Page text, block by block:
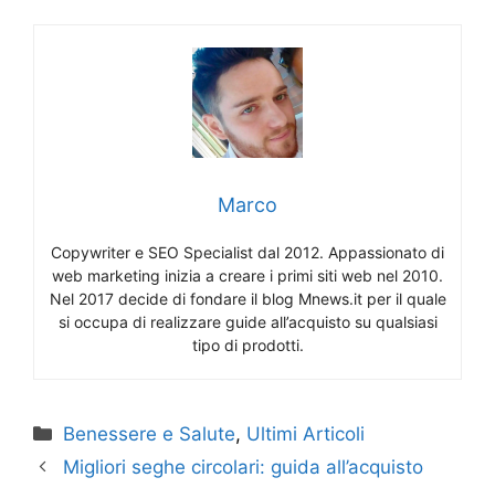
Marco
Copywriter e SEO Specialist dal 2012. Appassionato di
web marketing inizia a creare i primi siti web nel 2010.
Nel 2017 decide di fondare il blog Mnews.it per il quale
si occupa di realizzare guide all’acquisto su qualsiasi
tipo di prodotti.
Categorie
Benessere e Salute, Ultimi Articoli
Migliori seghe circolari: guida all’acquisto